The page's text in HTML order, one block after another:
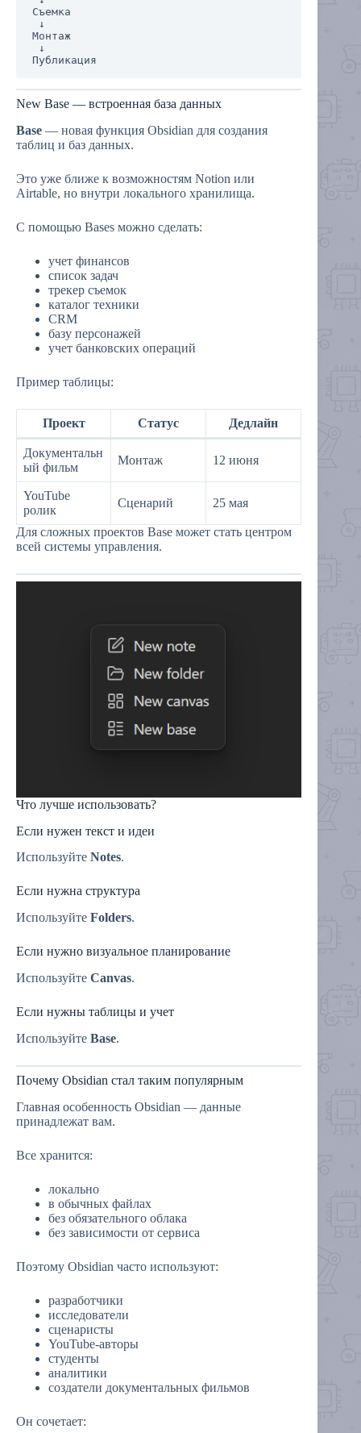
Съемка
Монтаж
New Base — встроенная база данных
Base — новая функция Obsidian для создания
таблиц и баз данных.
Это уже ближе к возможностям Notion или
Airtable, но внутри локального хранилища.
С помощью Bases можно сделать:
учет финансов
список задач
трекер съемок
каталог техники
CRM
базу персонажей
учет банковских операций
Пример таблицы:
Проект Статус Дедлайн
Документальн
ый фильм
Монтаж 12 июня
YouTube
ролик
Сценарий 25 мая
Для сложных проектов Base может стать центром
всей системы управления.
Что лучше использовать?
Если нужен текст и идеи
Используйте Notes.
Если нужна структура
Используйте Folders.
Если нужно визуальное планирование
Используйте Canvas.
Если нужны таблицы и учет
Используйте Base.
Почему Obsidian стал таким популярным
Главная особенность Obsidian — данные
принадлежат вам.
Все хранится:
локально
в обычных файлах
без обязательного облака
без зависимости от сервиса
Поэтому Obsidian часто используют:
разработчики
исследователи
сценаристы
YouTube-авторы
студенты
аналитики
создатели документальных фильмов
Он сочетает: